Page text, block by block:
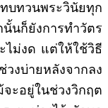
บทวนพระวินัยทุก
นก็ยังการทำวัตร
ไม่งด แต่ให้ใช้วิธี
งบ่ายหลังจากลง
ะอยู่ในช่วงวิกฤต